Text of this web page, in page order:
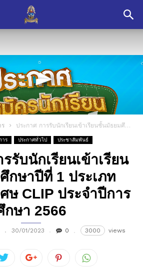
ร ประกาศ การรับนักเรียนเข้าเรียนชั้นมัธยมศึกษาปีที่ 1 ประเภทห้องเรียนพิเศษ CLIP ประจำปีการศึกษา 2566
าร ประกาศทั่วไป ประชาสัมพันธ์
รับนักเรียนเข้าเรียน
กษาปีที่ 1 ประเภท
ษ CLIP ประจำปีการ
กษา 2566
30/01/2023 0 3000 views